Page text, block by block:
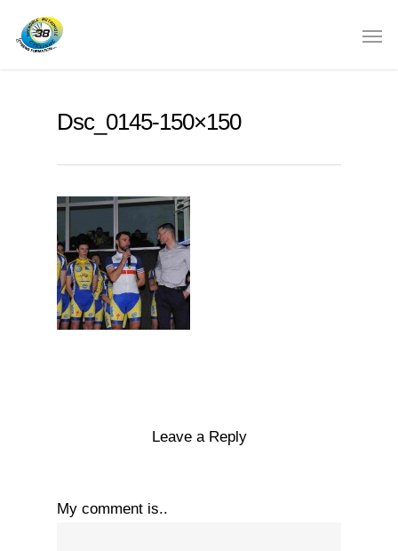
Dsc_0145-150×150
Leave a Reply
My comment is..